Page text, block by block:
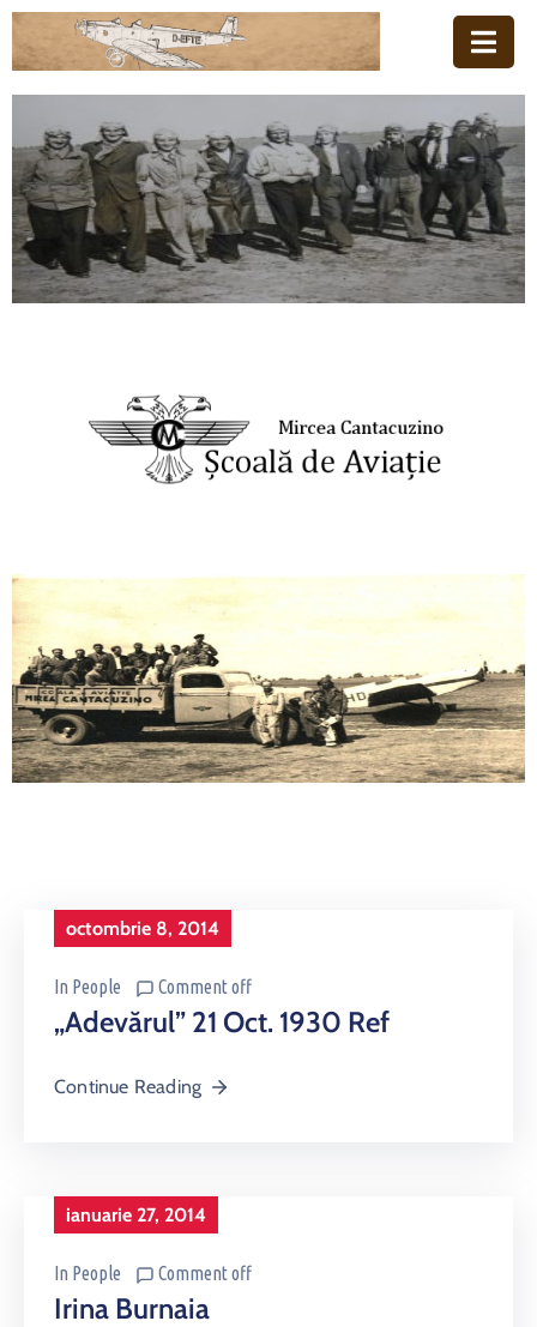
Familia
Școala
De
Aviație
octombrie 8, 2014
In People Comment off
„Adevărul” 21 Oct. 1930 Ref
Continue Reading
ianuarie 27, 2014
In People Comment off
Irina Burnaia